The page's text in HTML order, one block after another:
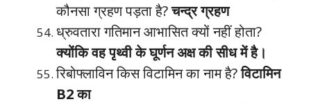
कौनसा ग्रहण पड़ता है?चन्द्र ग्रहण
ध्रुवतारा गतिमान आभासित क्यों नहीं होता?
क्योंकि वह पृथ्वी के घूर्णन अक्ष की सीध में है।
रिबोफ्लाविन किस विटामिन का नाम है?विटामिन
B2 का